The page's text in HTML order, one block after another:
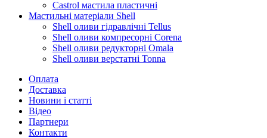
Castrol мастила пластичні
Мастильні матеріали Shell
Shell оливи гідравлічні Tellus
Shell оливи компресорні Corena
Shell оливи редукторні Omala
Shell оливи верстатні Tonna
Оплата
Доставка
Новини і статті
Відео
Партнери
Контакти